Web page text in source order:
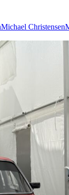
Michael Christensen